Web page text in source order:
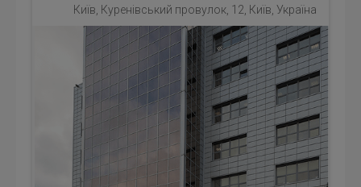
Київ, Куренівський провулок, 12, Київ, Україна